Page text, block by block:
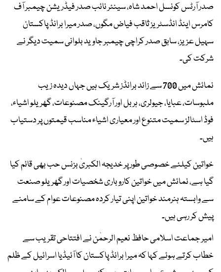
صدر آرٹس کونسل احمد شاہ، سینئر نائب صدر فیڈریشن چیمبر آف
کامرس اینڈ انڈسٹریز ثاقب فیاض مگوں، صدر میرا برانڈ پاکستان
سہیل عزیز، سابق صدر کراچی چیمبر جاوید بلوانی سمیت دیگر نے
شرکت کی۔
نمائش میں 700 سے زائد برانڈز شریک ہیں جہاں دیدہ زیب
ملبوسات، عبایا، جیولری، ہربل اور آرگینک مصنوعات، گھریلو اشیاء،
فوڈ اسٹالز سمیت متنوع اور معیاری اشیاء مناسب قیمتوں پر دستیاب
ہیں۔
خواتین کیلئے خصوصی طور پر خدیجہ الکبریٰ بزنس حب بھی قائم کیا
گیا ہے، نمائش میں خواتین کاروباری شخصیات اور گھریلو صنعت
سے وابستہ ہنرمند خواتین اپنی تیار کردہ مصنوعات عوام کے سامنے
پیش کر رہی ہیں۔
امیر جماعت اسلامی حافظ نعیم الرحمٰن نے افتتاحی تقریب سے
خطاب کرتے ہوئے کہا کہ میرا برانڈ پاکستان کا آئیڈیا اسرائیل کے ظلم